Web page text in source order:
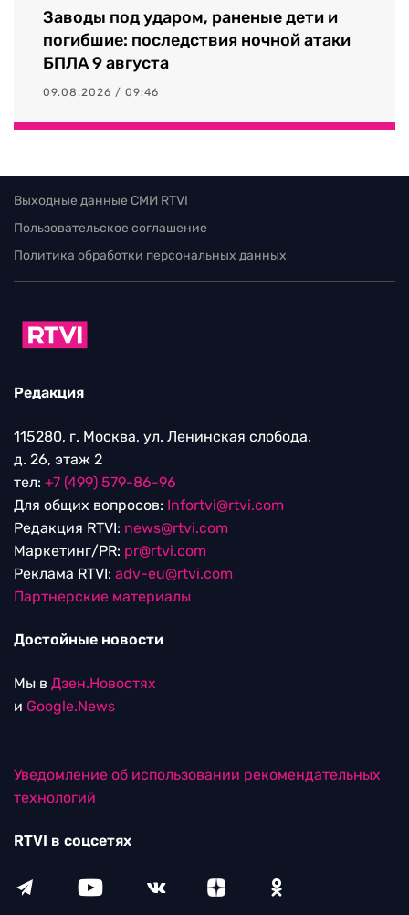
Заводы под ударом, раненые дети и
погибшие: последствия ночной атаки
БПЛА 9 августа
09.08.2026 / 09:46
Выходные данные СМИ RTVI
Пользовательское соглашение
Политика обработки персональных данных
Редакция
115280, г. Москва, ул. Ленинская слобода,
д. 26, этаж 2
тел: +7 (499) 579-86-96
Для общих вопросов: Infortvi@rtvi.com
Редакция RTVI: news@rtvi.com
Маркетинг/PR: pr@rtvi.com
Реклама RTVI: adv-eu@rtvi.com
Партнерские материалы
Достойные новости
Мы в Дзен.Новостях
и Google.News
Уведомление об использовании рекомендательных
технологий
RTVI в соцсетях